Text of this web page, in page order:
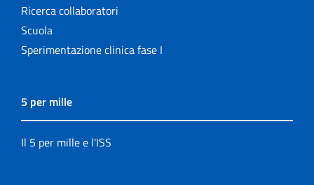
Ricerca collaboratori
Scuola
Sperimentazione clinica fase I
5 per mille
Il 5 per mille e l'ISS